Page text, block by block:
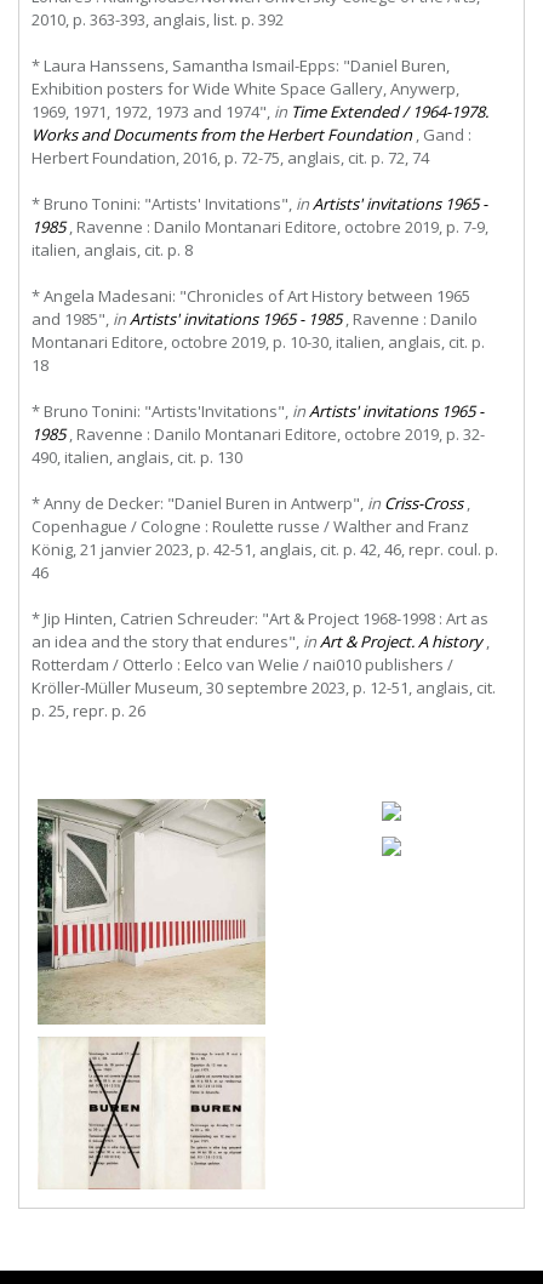
2010, p. 363-393, anglais, list. p. 392
* Laura Hanssens, Samantha Ismail-Epps: "Daniel Buren,
Exhibition posters for Wide White Space Gallery, Anywerp,
1969, 1971, 1972, 1973 and 1974", in Time Extended / 1964-1978.
Works and Documents from the Herbert Foundation, Gand :
Herbert Foundation, 2016, p. 72-75, anglais, cit. p. 72, 74
* Bruno Tonini: "Artists' Invitations", inArtists' invitations 1965 -
1985, Ravenne : Danilo Montanari Editore, octobre 2019, p. 7-9,
italien, anglais, cit. p. 8
* Angela Madesani: "Chronicles of Art History between 1965
and 1985", inArtists' invitations 1965 - 1985, Ravenne : Danilo
Montanari Editore, octobre 2019, p. 10-30, italien, anglais, cit. p.
18
* Bruno Tonini: "Artists'Invitations", inArtists' invitations 1965 -
1985, Ravenne : Danilo Montanari Editore, octobre 2019, p. 32-
490, italien, anglais, cit. p. 130
* Anny de Decker: "Daniel Buren in Antwerp", in Criss-Cross,
Copenhague / Cologne : Roulette russe / Walther and Franz
König, 21 janvier 2023, p. 42-51, anglais, cit. p. 42, 46, repr. coul. p.
46
* Jip Hinten, Catrien Schreuder: "Art & Project 1968-1998 : Art as
an idea and the story that endures", inArt & Project. A history,
Rotterdam / Otterlo : Eelco van Welie / nai010 publishers /
Kröller-Müller Museum, 30 septembre 2023, p. 12-51, anglais, cit.
p. 25, repr. p. 26